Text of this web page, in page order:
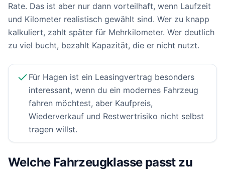
Rate. Das ist aber nur dann vorteilhaft, wenn Laufzeit
und Kilometer realistisch gewählt sind. Wer zu knapp
kalkuliert, zahlt später für Mehrkilometer. Wer deutlich
zu viel bucht, bezahlt Kapazität, die er nicht nutzt.
Für Hagen ist ein Leasingvertrag besonders
interessant, wenn du ein modernes Fahrzeug
fahren möchtest, aber Kaufpreis,
Wiederverkauf und Restwertrisiko nicht selbst
tragen willst.
Welche Fahrzeugklasse passt zu